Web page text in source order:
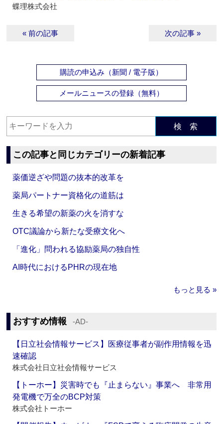
蝶理株式会社
« 前の記事 次の記事 »
購読の申込み（新聞 / 電子版）
メールニュースの登録（無料）
検 索
この記事と同じカテゴリーの新着記事
薬価逆ざや問題の抜本的改革を
薬局パートナー資格化の道筋は
生きる希望の新薬の火を消すな
OTC議論から新たな受療文化へ
「進化」問われる協励薬局の独自性
AI時代におけるPHRの現在地
もっと見る »
おすすめ情報 ‐AD‐
【日立社会情報サービス】医療従事者が副作用情報を迅
速確認
株式会社日立社会情報サービス
【トーホー】災害時でも『止まらない』事業へ 非常用
発電機で万全のBCP対策
株式会社トーホー